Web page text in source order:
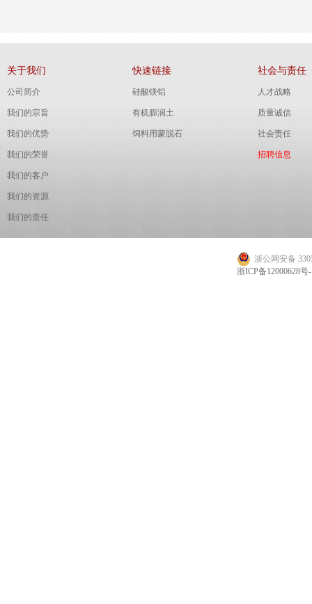
关于我们
公司简介
我们的宗旨
我们的优势
我们的荣誉
我们的客户
我们的资源
我们的责任
快速链接
硅酸镁铝
有机膨润土
饲料用蒙脱石
社会与责任
人才战略
质量诚信
社会责任
招聘信息
浙公网安备
浙ICP备12000628号